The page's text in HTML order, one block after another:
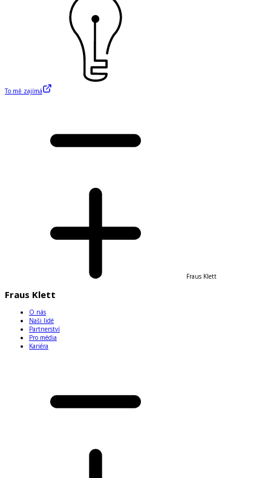
To mě zajímá
Fraus Klett
Fraus Klett
O nás
Naši lidé
Partnerství
Pro média
Kariéra